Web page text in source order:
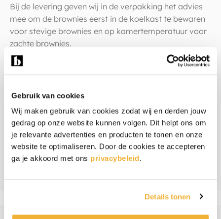
Gebruik van cookies
Wij maken gebruik van cookies zodat wij en derden jouw
gedrag op onze website kunnen volgen. Dit helpt ons om
je relevante advertenties en producten te tonen en onze
website te optimaliseren. Door de cookies te accepteren
ga je akkoord met ons privacybeleid.
Details tonen
Bij de levering geven wij in de verpakking het advies
mee om de brownies eerst in de koelkast te bewaren
voor stevige brownies en op kamertemperatuur voor
zachte brownies.
Warm weer
Wordt het in de zomer echt warm weer? Dan kunnen
worden. Door ze even in de koelkast te zetten worden
ze weer stevig.
Ingrediënten & allergenen